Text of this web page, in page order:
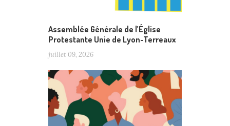
Assemblée Générale de l’Église
Protestante Unie de Lyon-Terreaux
juillet 09, 2026